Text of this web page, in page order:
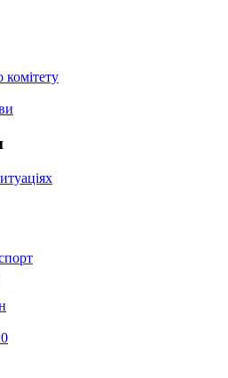
комітету